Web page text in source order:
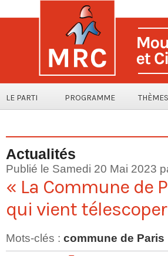
LE PARTI PROGRAMME THÈMES
Actualités
Publié le Samedi 20 Mai 2023
« La Commune de
qui vient
Mots-clés : commune de Paris